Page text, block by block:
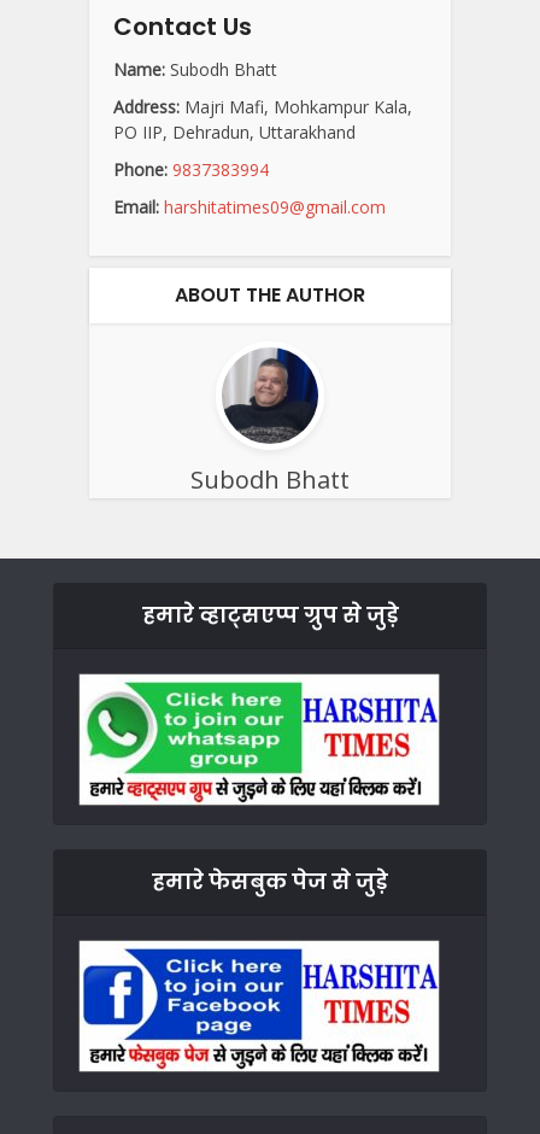
Contact Us
Name: Subodh Bhatt
Address: Majri Mafi, Mohkampur Kala,
PO IIP, Dehradun, Uttarakhand
Phone: 9837383994
Email: harshitatimes09@gmail.com
ABOUT THE AUTHOR
Subodh Bhatt
हमारे व्हाट्सएप्प ग्रुप से जुड़े
हमारे फेसबुक पेज से जुड़े